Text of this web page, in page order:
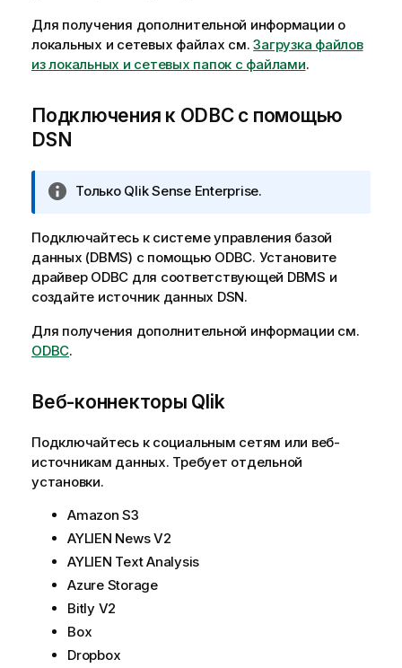
ч
а
н
к
о
м
а
ц
и
Для получения дополнительной информации о
локальных и сетевых файлах см.Загрузка файлов
из локальных и сетевых папок с файлами.
Подключения к ODBC с помощью
DSN
П
ч
н
и
ф
о
р
ц
и
и
Только Qlik Sense Enterprise.
Подключайтесь к системе управления базой
данных (DBMS) с помощью ODBC. Установите
драйвер ODBC для соответствующей DBMS и
создайте источник данных DSN.
Для получения дополнительной информации см.
ODBC.
Веб-коннекторы Qlik
Подключайтесь к социальным сетям или веб-
источникам данных. Требует отдельной
установки.
Amazon S3
AYLIEN News V2
AYLIEN Text Analysis
Azure Storage
Bitly V2
Box
Dropbox